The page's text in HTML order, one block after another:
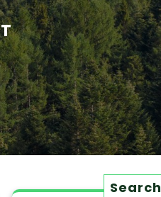
Search